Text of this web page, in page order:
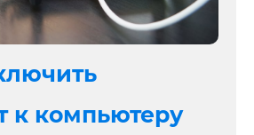
к компьютеру